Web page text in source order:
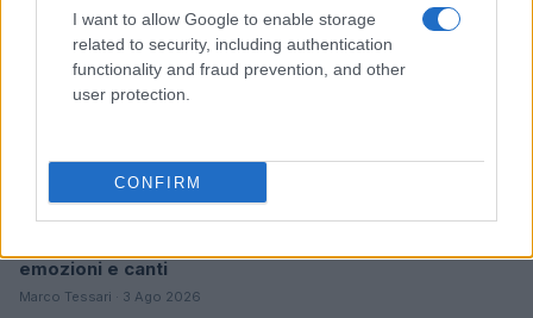
I want to allow Google to enable storage
related to security, including authentication
functionality and fraud prevention, and other
user protection.
CONFIRM
emozioni e canti
Marco Tessari · 3 Ago 2026